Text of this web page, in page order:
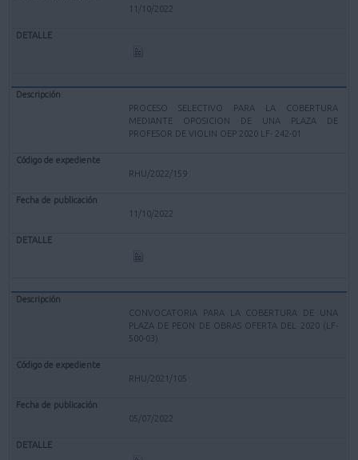
11/10/2022
PROCESO SELECTIVO PARA LA COBERTURA
MEDIANTE OPOSICION DE UNA PLAZA DE
PROFESOR DE VIOLIN OEP 2020 LF- 242-01
RHU/2022/159
11/10/2022
CONVOCATORIA PARA LA COBERTURA DE UNA
PLAZA DE PEON DE OBRAS OFERTA DEL 2020 (LF-
500-03)
RHU/2021/105
05/07/2022